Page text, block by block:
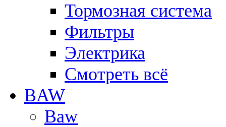
Тормозная система
Фильтры
Электрика
Смотреть всё
BAW
Baw